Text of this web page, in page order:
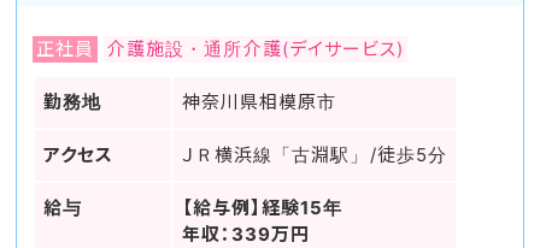
正社員 介護施設・通所介護(デイサービス)
勤務地 神奈川県相模原市
アクセス ＪＲ横浜線「古淵駅」/徒歩5分
給与
【給与例】経験15年
年収：339万円